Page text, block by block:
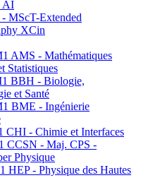
AI
MScT-Extended
XCin
AMS - Mathématiques
Statistiques
BBH - Biologie,
et Santé
BME - Ingénierie
- Chimie et Interfaces
CCSN - Maj. CPS -
Physique
HEP - Physique des Hautes